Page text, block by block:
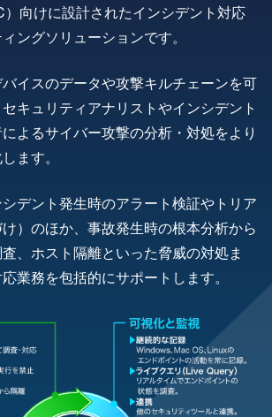
）向けに設計されたインシデント対応
ングソリューションです。
イスのデータや攻撃キルチェーンを可
キュリティアナリストやインシデント
よるサイバー攻撃の分析・対処をより
ます。
デント発生時のアラート検証やトリア
）のほか、事故発生時の根本分析から
、ホスト隔離といった脅威の対処ま
業務を包括的にサポートします。